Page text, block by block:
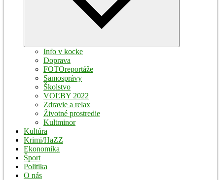
Info v kocke
Doprava
FOTOreportáže
Samosprávy
Školstvo
VOĽBY 2022
Zdravie a relax
Životné prostredie
Kultminor
Kultúra
Krimi/HaZZ
Ekonomika
Šport
Politika
O nás